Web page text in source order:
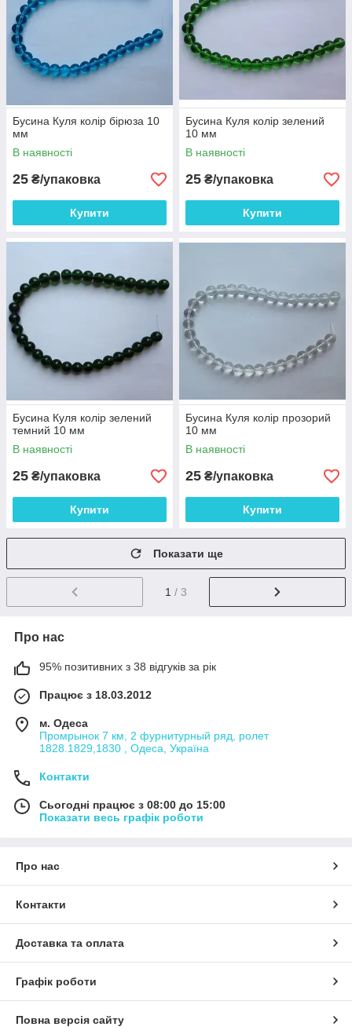
Бусина Куля колір бірюза 10
мм
В наявності
25 ₴/упаковка
Купити
Бусина Куля колір зелений
10 мм
В наявності
25 ₴/упаковка
Купити
Бусина Куля колір зелений
темний 10 мм
В наявності
25 ₴/упаковка
Купити
Бусина Куля колір прозорий
10 мм
В наявності
25 ₴/упаковка
Купити
Показати ще
1 / 3
Про нас
95% позитивних з 38 відгуків за рік
Працює з 18.03.2012
м. Одеса
Промрынок 7 км, 2 фурнитурный ряд, ролет
1828.1829,1830 , Одеса, Україна
Контакти
Сьогодні працює з 08:00 до 15:00
Показати весь графік роботи
Про нас
Контакти
Доставка та оплата
Графік роботи
Повна версія сайту